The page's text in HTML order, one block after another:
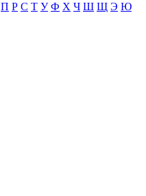
П Р С Т У Ф Х Ч Ш Щ Э Ю